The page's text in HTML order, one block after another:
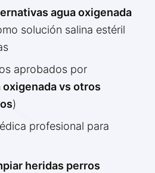
agua oxigenada
solución salina estéril
aprobados por
oxigenada vs otros
)
profesional para
heridas perros